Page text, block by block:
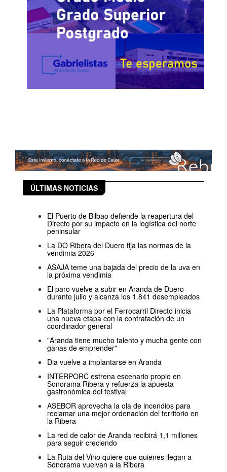
ÚLTIMAS NOTICIAS
El Puerto de Bilbao defiende la reapertura del
Directo por su impacto en la logística del norte
peninsular
La DO Ribera del Duero fija las normas de la
vendimia 2026
ASAJA teme una bajada del precio de la uva en
la próxima vendimia
El paro vuelve a subir en Aranda de Duero
durante julio y alcanza los 1.841 desempleados
La Plataforma por el Ferrocarril Directo inicia
una nueva etapa con la contratación de un
coordinador general
"Aranda tiene mucho talento y mucha gente con
ganas de emprender"
Dia vuelve a implantarse en Aranda
INTERPORC estrena escenario propio en
Sonorama Ribera y refuerza la apuesta
gastronómica del festival
ASEBOR aprovecha la ola de incendios para
reclamar una mejor ordenación del territorio en
la Ribera
La red de calor de Aranda recibirá 1,1 millones
para seguir creciendo
La Ruta del Vino quiere que quienes llegan a
Sonorama vuelvan a la Ribera